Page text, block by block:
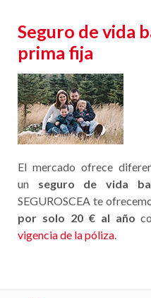
Seguro de vida
prima fija
El mercado ofrece
un seguro de vida
SEGUROSCEA te
por solo 20 € al año
vigencia de la póliza